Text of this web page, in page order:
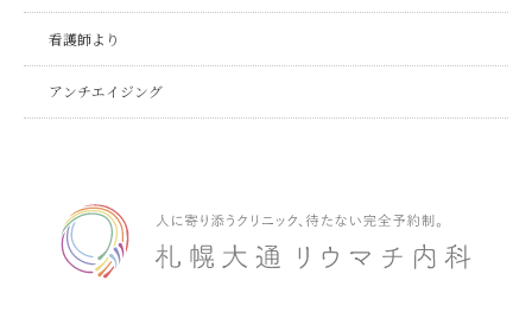
看護師より
アンチエイジング